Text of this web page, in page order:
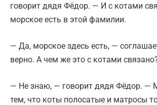
говорит дядя Фёдор. — И с котами
морское есть в этой фамилии.
— Да, морское здесь есть, —
верно. А чем же это с котами
— Не знаю, — говорит дядя Фёдор. —
тем, что коты полосатые и матросы